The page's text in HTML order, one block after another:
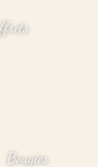
Bougies